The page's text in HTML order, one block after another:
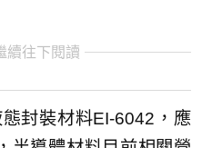
續往下閱讀
封裝材料EI-6042，應